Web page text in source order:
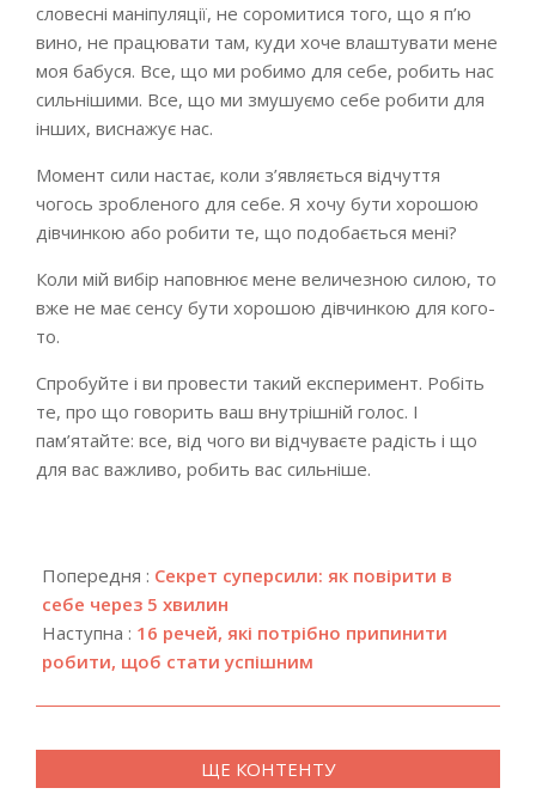
словесні маніпуляції, не соромитися того, що я п’ю
вино, не працювати там, куди хоче влаштувати мене
моя бабуся. Все, що ми робимо для себе, робить нас
сильнішими. Все, що ми змушуємо себе робити для
інших, виснажує нас.
Момент сили настає, коли з’являється відчуття
чогось зробленого для себе. Я хочу бути хорошою
дівчинкою або робити те, що подобається мені?
Коли мій вибір наповнює мене величезною силою, то
вже не має сенсу бути хорошою дівчинкою для кого-
то.
Спробуйте і ви провести такий експеримент. Робіть
те, про що говорить ваш внутрішній голос. І
пам’ятайте: все, від чого ви відчуваєте радість і що
для вас важливо, робить вас сильніше.
12-
26
Попередня : Секрет суперсили: як повірити в
себе через 5 хвилин
Наступна : 16 речей, які потрібно припинити
робити, щоб стати успішним
ЩЕ КОНТЕНТУ